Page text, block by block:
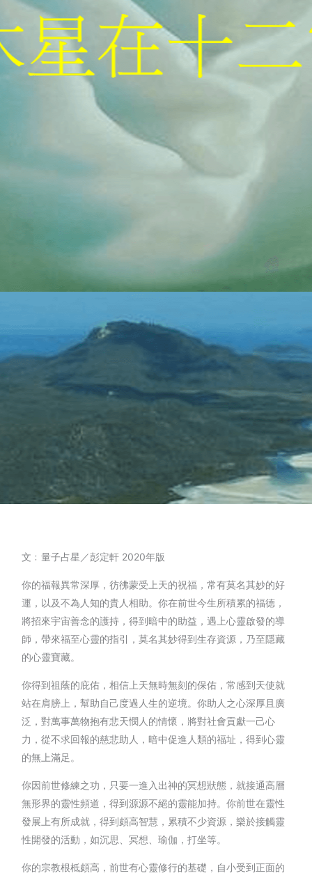
文﹕量子占星／彭定軒 2020年版
你的福報異常深厚，彷彿蒙受上天的祝福，常有莫名其妙的好
運，以及不為人知的貴人相助。你在前世今生所積累的福德，
將招來宇宙善念的護持，得到暗中的助益，遇上心靈啟發的導
師，帶來福至心靈的指引，莫名其妙得到生存資源，乃至隱藏
的心靈寶藏。
你得到祖蔭的庇佑，相信上天無時無刻的保佑，常感到天使就
站在肩膀上，幫助自己度過人生的逆境。你助人之心深厚且廣
泛，對萬事萬物抱有悲天憫人的情懷，將對社會貢獻一己心
力，從不求回報的慈悲助人，暗中促進人類的福址，得到心靈
的無上滿足。
你因前世修練之功，只要一進入出神的冥想狀態，就接通高層
無形界的靈性頻道，得到源源不絕的靈能加持。你前世在靈性
發展上有所成就，得到頗高智慧，累積不少資源，樂於接觸靈
性開發的活動，如沉思、冥想、瑜伽，打坐等。
你的宗教根柢頗高，前世有心靈修行的基礎，自小受到正面的